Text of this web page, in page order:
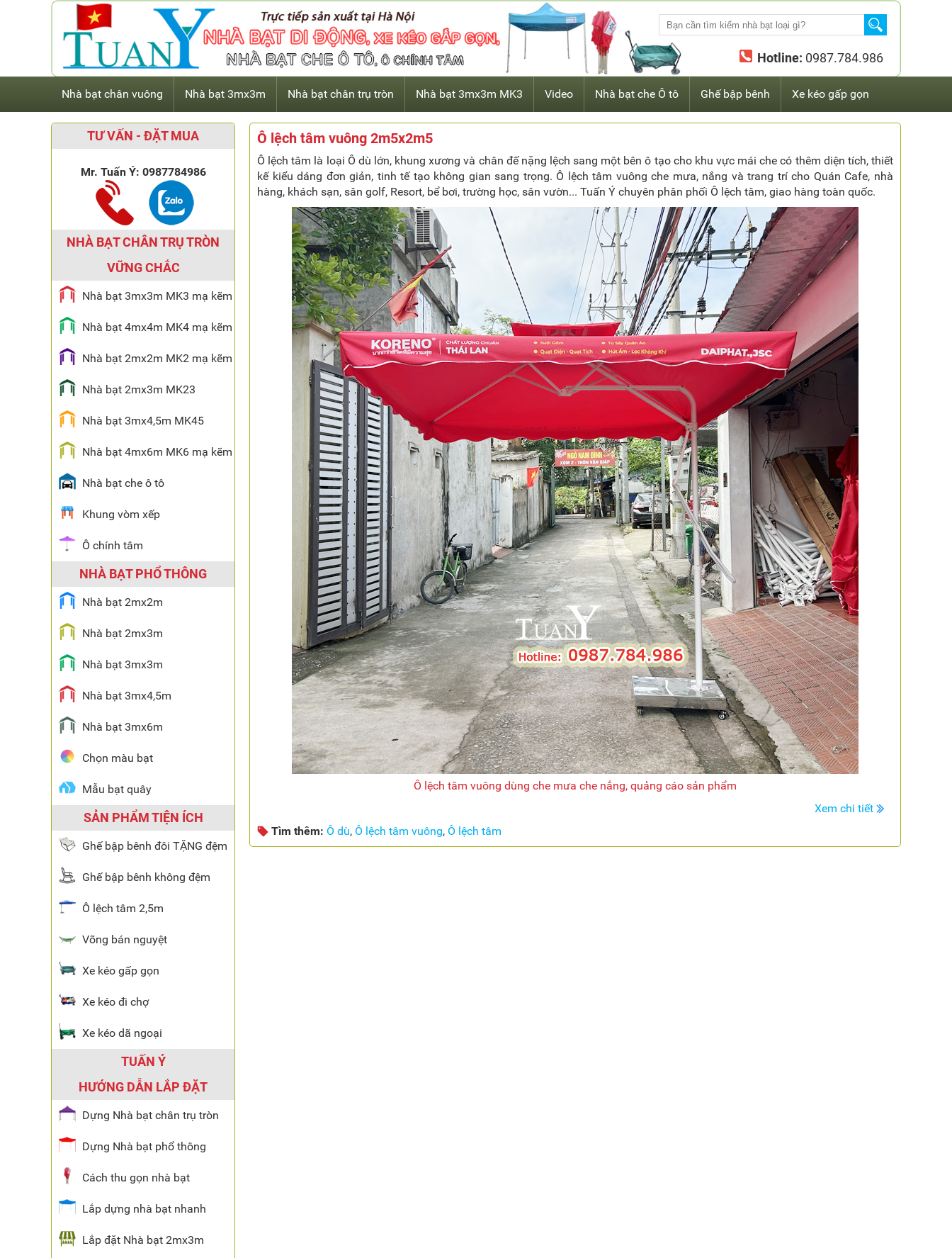
Hotline: 0987.784.986
Nhà bạt chân vuông Nhà bạt 3mx3m Nhà bạt chân trụ tròn Nhà bạt 3mx3m MK3 Video Nhà bạt che Ô tô Ghế bập bênh Xe kéo gấp gọn
Ô lệch tâm vuông 2m5x2m5
Ô lệch tâm là loại Ô dù lớn, khung xương và chân đế nặng lệch sang một bên ô tạo cho khu vực mái che có thêm diện tích, thiết
kế kiểu dáng đơn giản, tinh tế tạo không gian sang trọng. Ô lệch tâm vuông che mưa, nắng và trang trí cho Quán Cafe, nhà
hàng, khách sạn, sân golf, Resort, bể bơi, trường học, sân vườn... Tuấn Ý chuyên phân phối Ô lệch tâm, giao hàng toàn quốc.
Ô lệch tâm vuông dùng che mưa che nắng, quảng cáo sản phẩm
Xem chi tiết
Tìm thêm: Ô dù, Ô lệch tâm vuông, Ô lệch tâm
TƯ VẤN - ĐẶT MUA
Mr. Tuấn Ý: 0987784986
NHÀ BẠT CHÂN TRỤ TRÒN
VỮNG CHẮC
Nhà bạt 3mx3m MK3 mạ kẽm
Nhà bạt 4mx4m MK4 mạ kẽm
Nhà bạt 2mx2m MK2 mạ kẽm
Nhà bạt 2mx3m MK23
Nhà bạt 3mx4,5m MK45
Nhà bạt 4mx6m MK6 mạ kẽm
Nhà bạt che ô tô
Khung vòm xếp
Ô chính tâm
NHÀ BẠT PHỔ THÔNG
Nhà bạt 2mx2m
Nhà bạt 2mx3m
Nhà bạt 3mx3m
Nhà bạt 3mx4,5m
Nhà bạt 3mx6m
Chọn màu bạt
Mẫu bạt quây
SẢN PHẨM TIỆN ÍCH
Ghế bập bênh đôi TẶNG đệm
Ghế bập bênh không đệm
Ô lệch tâm 2,5m
Võng bán nguyệt
Xe kéo gấp gọn
Xe kéo đi chợ
Xe kéo dã ngoại
TUẤN Ý
HƯỚNG DẪN LẮP ĐẶT
Dựng Nhà bạt chân trụ tròn
Dựng Nhà bạt phổ thông
Cách thu gọn nhà bạt
Lắp dựng nhà bạt nhanh
Lắp đặt Nhà bạt 2mx3m